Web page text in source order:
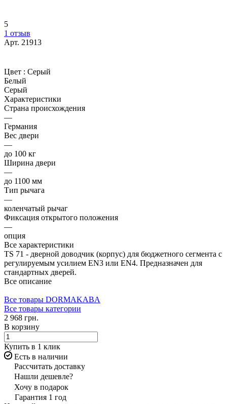
5
1 отзыв
Арт. 21913
Цвет : Серый
Белый
Серый
Характеристики
Страна происхождения
—
Германия
Вес двери
—
до 100 кг
Ширина двери
—
до 1100 мм
Тип рычага
—
коленчатый рычаг
Фиксация открытого положения
—
опция
Все характеристики
TS 71 - дверной доводчик (корпус) для бюджетного сегмента с
регулируемым усилием EN3 или EN4. Предназначен для
стандартных дверей.
Все описание
Все товары DORMAKABA
Все товары категории
2 968 грн.
В корзину
Купить в 1 клик
Есть в наличии
Рассчитать доставку
Нашли дешевле?
Хочу в подарок
Гарантия 1 год